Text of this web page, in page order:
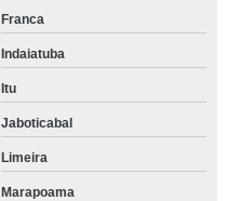
Franca
Indaiatuba
Itu
Jaboticabal
Limeira
Marapoama